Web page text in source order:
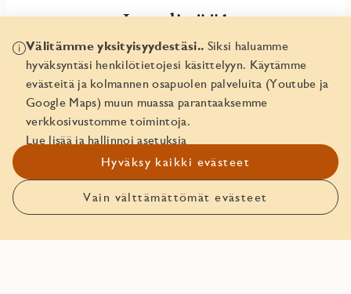
Lue lisää!
Avaa Vellamonneidon esite tästä!
Tutustu sisustusvalintoihin!
Vellamonneidon hinnasto
Välitämme yksityisyydestäsi.. Siksi haluamme
hyväksyntäsi henkilötietojesi käsittelyyn. Käytämme
evästeitä ja kolmannen osapuolen palveluita (Youtube ja
Google Maps) muun muassa parantaaksemme
verkkosivustomme toimintoja.
Lue lisää ja hallinnoi asetuksia
Hyväksy kaikki evästeet
Vain välttämättömät evästeet